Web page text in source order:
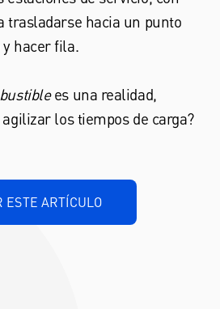
trasladarse hacia un punto
hacer fila.
es una realidad,
los tiempos de carga?
ESTE ARTÍCULO